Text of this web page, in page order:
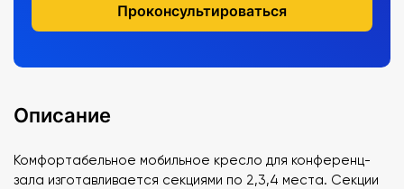
Проконсультироваться
Описание
Комфортабельное мобильное кресло для конференц-
зала изготавливается секциями по 2,3,4 места. Секции